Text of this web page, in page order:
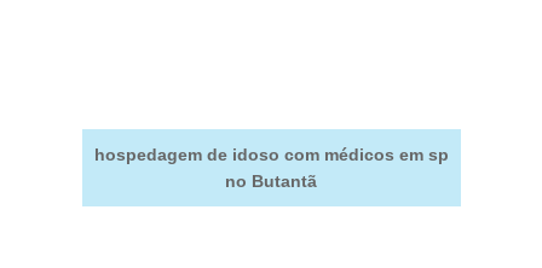
hospedagem de idoso com médicos em sp
no Butantã